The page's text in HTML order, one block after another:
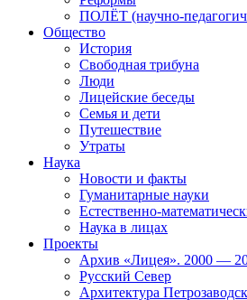
ПОЛЁТ (научно-
Общество
История
Свободная трибуна
Люди
Лицейские беседы
Семья и дети
Путешествие
Утраты
Наука
Новости и факты
Гуманитарные науки
Естественно-
Наука в лицах
Проекты
Архив «Лицея». 2000 —
Русский Север
Архитектура